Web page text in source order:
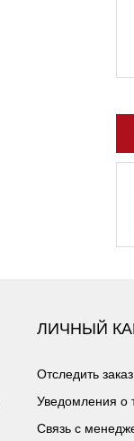
ЛИЧНЫЙ
Отследить заказ
Уведомления о
Связь с